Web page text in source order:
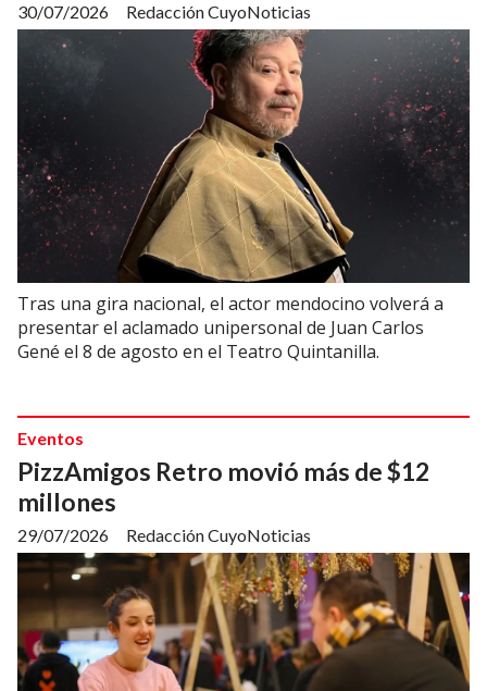
Redacción CuyoNoticias
30/07/2026
Tras una gira nacional, el actor mendocino volverá a
presentar el aclamado unipersonal de Juan Carlos
Gené el 8 de agosto en el Teatro Quintanilla.
PizzAmigos Retro movió más de $12
millones
Redacción CuyoNoticias
Eventos
29/07/2026